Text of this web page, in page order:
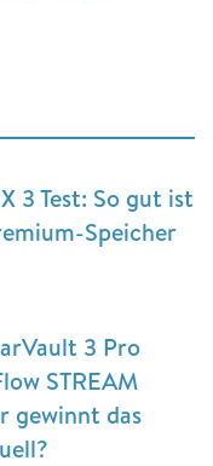
3 Test: So gut ist
Speicher
3 Pro
STREAM
gewinnt das